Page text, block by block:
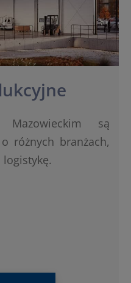
są
różnych branżach,